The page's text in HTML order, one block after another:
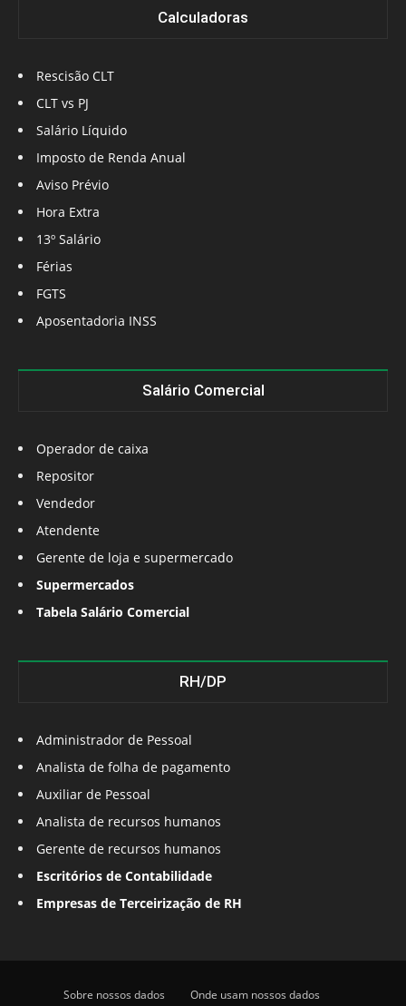
Calculadoras
Rescisão CLT
CLT vs PJ
Salário Líquido
Imposto de Renda Anual
Aviso Prévio
Hora Extra
13º Salário
Férias
FGTS
Aposentadoria INSS
Salário Comercial
Operador de caixa
Repositor
Vendedor
Atendente
Gerente de loja e supermercado
Supermercados
Tabela Salário Comercial
RH/DP
Administrador de Pessoal
Analista de folha de pagamento
Auxiliar de Pessoal
Analista de recursos humanos
Gerente de recursos humanos
Escritórios de Contabilidade
Empresas de Terceirização de RH
Sobre nossos dados Onde usam nossos dados